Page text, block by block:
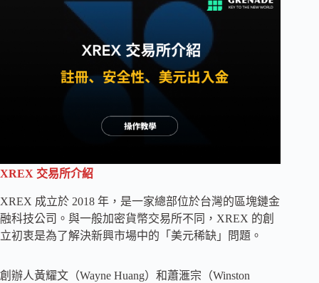
XREX 交易所介紹
XREX 成立於 2018 年，是一家總部位於台灣的區塊鏈金
融科技公司。與一般加密貨幣交易所不同，XREX 的創
立初衷是為了解決新興市場中的「美元稀缺」問題。
創辦人黃耀文（Wayne Huang）和蕭滙宗（Winston